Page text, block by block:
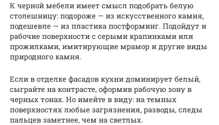
К черной мебели имеет смысл подобрать белую
столешницу: подороже — из искусственного камня,
подешевле — из пластика постформинг. Подойдут и
рабочие поверхности с серыми крапинками или
прожилками, имитирующие мрамор и другие виды
природного камня.
Если в отделке фасадов кухни доминирует белый,
сыграйте на контрасте, оформив рабочую зону в
черных тонах. Но имейте в виду: на темных
поверхностях любые загрязнения, разводы, следы
пальцев заметнее, чем на светлых.